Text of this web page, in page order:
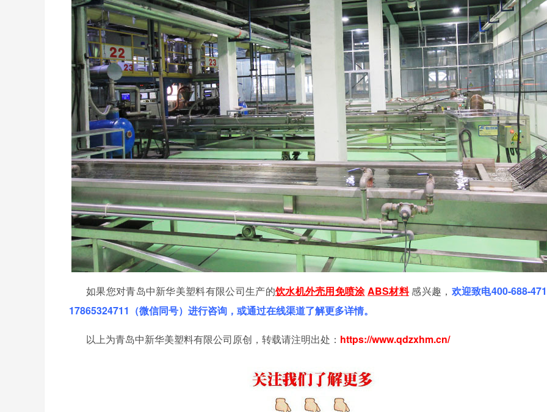
如果您对青岛中新华美塑料有限公司生产的饮水机外壳用免喷涂ABS材料 感兴趣， 欢迎致电400-688-
17865324711（微信同号）进行咨询，或通过在线渠道了解更多详情。
以上为青岛中新华美塑料有限公司原创，转载请注明出处： https://www.qdzxhm.cn/